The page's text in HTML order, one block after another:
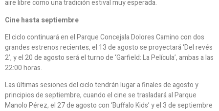
aire libre como una tradición estival muy esperada.
Cine hasta septiembre
El ciclo continuará en el Parque Concejala Dolores Camino con dos
grandes estrenos recientes, el 13 de agosto se proyectará ‘Del revés
2’, y el 20 de agosto será el turno de ‘Garfield: La Película’, ambas a las
22:00 horas.
Las últimas sesiones del ciclo tendrán lugar a finales de agosto y
principios de septiembre, cuando el cine se trasladará al Parque
Manolo Pérez, el 27 de agosto con ‘Buffalo Kids’ y el 3 de septiembre